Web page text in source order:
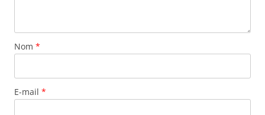
Nom *
E-mail *